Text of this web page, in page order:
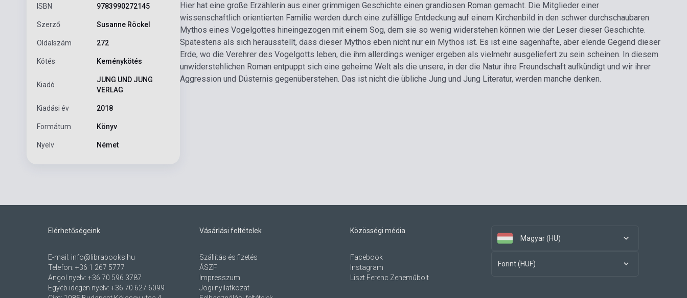
ISBN 9783990272145
Szerző Susanne Röckel
Oldalszám 272
Kötés Keménykötés
Kiadó
JUNG UND JUNG
VERLAG
Kiadási év 2018
Formátum Könyv
Nyelv Német
Hier hat eine große Erzählerin aus einer grimmigen Geschichte einen grandiosen Roman gemacht. Die Mitglieder einer
wissenschaftlich orientierten Familie werden durch eine zufällige Entdeckung auf einem Kirchenbild in den schwer durchschaubaren
Mythos eines Vogelgottes hineingezogen mit einem Sog, dem sie so wenig widerstehen können wie der Leser dieser Geschichte.
Spätestens als sich herausstellt, dass dieser Mythos eben nicht nur ein Mythos ist. Es ist eine sagenhafte, aber elende Gegend dieser
Erde, wo die Verehrer des Vogelgotts leben, die ihm allerdings weniger ergeben als vielmehr ausgeliefert zu sein scheinen. In diesem
unwiderstehlichen Roman entpuppt sich eine geheime Welt als die unsere, in der die Natur ihre Freundschaft aufkündigt und wir ihrer
Aggression und Düsternis gegenüberstehen. Das ist nicht die übliche Jung und Jung Literatur, werden manche denken.
Elérhetőségeink
E-mail: info@librabooks.hu
Telefon: +36 1 267 5777
Angol nyelv: +36 70 596 3787
Egyéb idegen nyelv: +36 70 627 6099
Vásárlási feltételek
Szállítás és fizetés
ÁSZF
Impresszum
Jogi nyilatkozat
Közösségi média
Facebook
Instagram
Liszt Ferenc Zeneműbolt
Magyar (HU)
Forint (HUF)